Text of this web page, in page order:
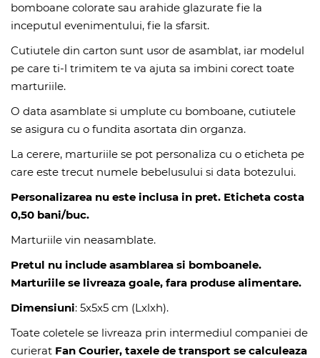
bomboane colorate sau arahide glazurate fie la
inceputul evenimentului, fie la sfarsit.
Cutiutele din carton sunt usor de asamblat, iar modelul
pe care ti-l trimitem te va ajuta sa imbini corect toate
marturiile.
O data asamblate si umplute cu bomboane, cutiutele
se asigura cu o fundita asortata din organza.
La cerere, marturiile se pot personaliza cu o eticheta pe
care este trecut numele bebelusului si data botezului.
Personalizarea nu este inclusa in pret. Eticheta costa
0,50 bani/buc.
Marturiile vin neasamblate.
Pretul nu include asamblarea si bomboanele.
Marturiile se livreaza goale, fara produse alimentare.
Dimensiuni: 5x5x5 cm (Lxlxh).
Toate coletele se livreaza prin intermediul companiei de
curierat Fan Courier, taxele de transport se calculeaza